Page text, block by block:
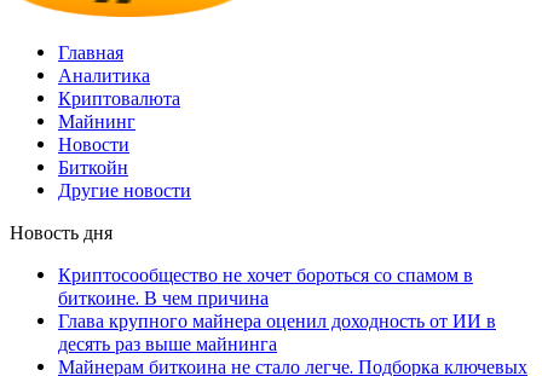
Главная
Аналитика
Криптовалюта
Майнинг
Новости
Биткойн
Другие новости
Новость дня
Криптосообщество не хочет бороться со спамом в
биткоине. В чем причина
Глава крупного майнера оценил доходность от ИИ в
десять раз выше майнинга
Майнерам биткоина не стало легче. Подборка ключевых